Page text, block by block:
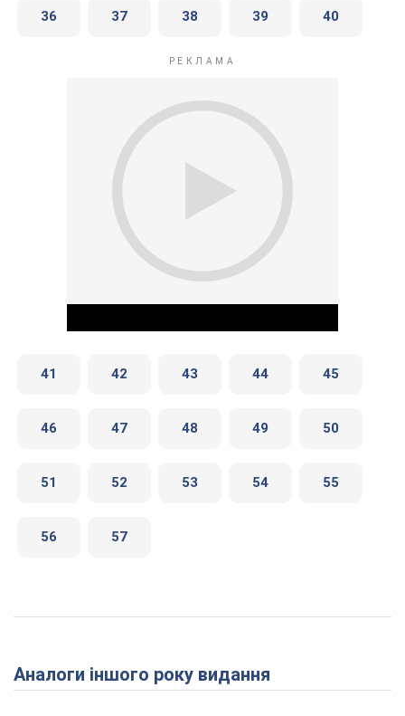
36 37 38 39 40
Play Video
41 42 43 44 45
46 47 48 49 50
51 52 53 54 55
56 57
Аналоги іншого року видання